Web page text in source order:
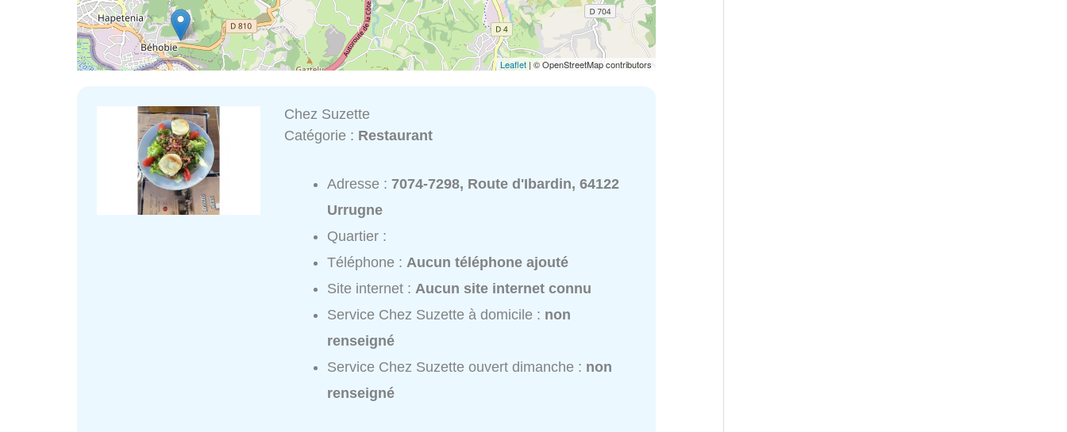
Leaflet | © OpenStreetMap contributors
Chez Suzette
Catégorie : Restaurant
Adresse :7074-7298, Route d'Ibardin, 64122
Urrugne
Quartier :
Téléphone :Aucun téléphone ajouté
Site internet :Aucun site internet connu
Service Chez Suzette à domicile : non
renseigné
Service Chez Suzette ouvert dimanche : non
renseigné